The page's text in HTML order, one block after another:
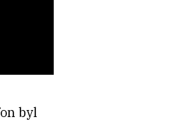
byl